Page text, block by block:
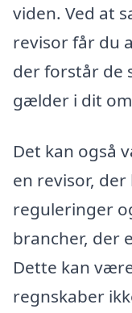
viden. Ved at
revisor får du
der forstår de
gælder i dit
Det kan også
en revisor,
reguleringer
brancher, der
Dette kan
regnskaber